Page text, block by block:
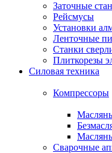
Заточные
Рейсмусы
Установки
Ленточные
Станки
Плиткорезы
Силовая техника
Компрессоры
Сварочные